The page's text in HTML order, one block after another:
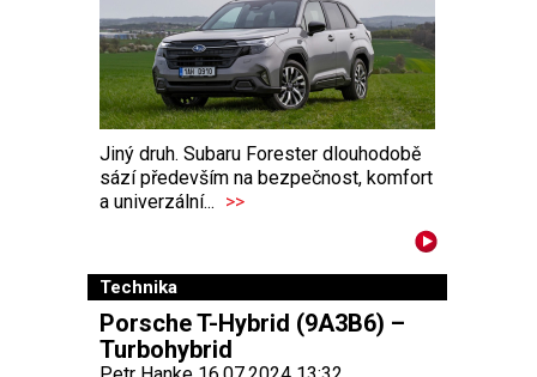
Jiný druh. Subaru Forester dlouhodobě
sází především na bezpečnost, komfort
a univerzální... >>
Technika
Porsche T-Hybrid (9A3B6) –
Turbohybrid